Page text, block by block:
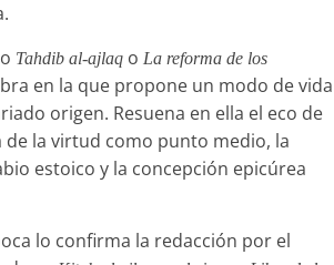
Tahdib al-ajlaq o La reforma de los
en la que propone un modo de vida
origen. Resuena en ella el eco de
la virtud como punto medio, la
estoico y la concepción epicúrea
lo confirma la redacción por el